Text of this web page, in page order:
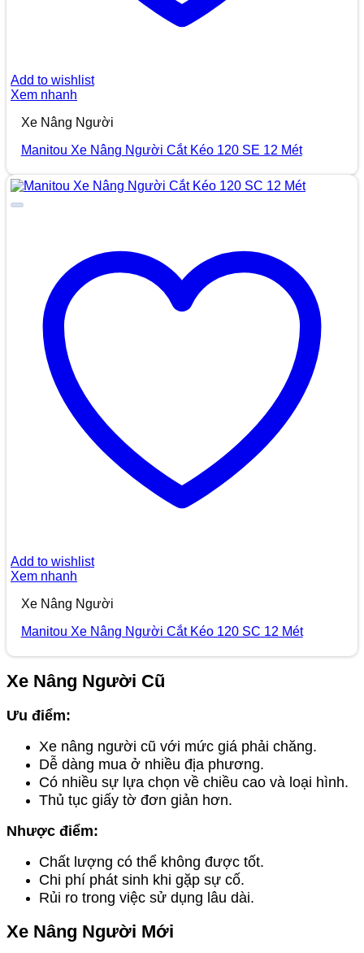
Add to wishlist
Xem nhanh
Xe Nâng Người
Manitou Xe Nâng Người Cắt Kéo 120 SE 12 Mét
Add to wishlist
Xem nhanh
Xe Nâng Người
Manitou Xe Nâng Người Cắt Kéo 120 SC 12 Mét
Xe Nâng Người Cũ
Ưu điểm:
Xe nâng người cũ với mức giá phải chăng.
Dễ dàng mua ở nhiều địa phương.
Có nhiều sự lựa chọn về chiều cao và loại hình.
Thủ tục giấy tờ đơn giản hơn.
Nhược điểm:
Chất lượng có thể không được tốt.
Chi phí phát sinh khi gặp sự cố.
Rủi ro trong việc sử dụng lâu dài.
Xe Nâng Người Mới